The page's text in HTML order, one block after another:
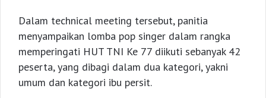
Dalam technical meeting tersebut, panitia
menyampaikan lomba pop singer dalam rangka
memperingati HUT TNI Ke 77 diikuti sebanyak 42
peserta, yang dibagi dalam dua kategori, yakni
umum dan kategori ibu persit.